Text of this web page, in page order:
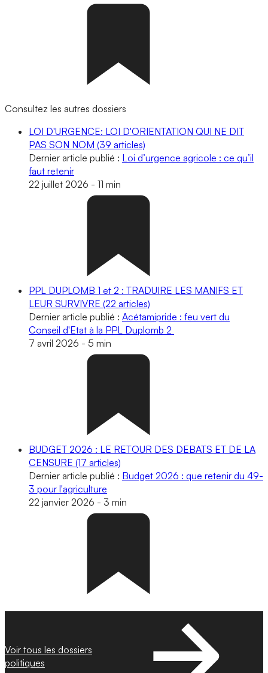
Consultez les autres dossiers
LOI D'URGENCE: LOI D'ORIENTATION QUI NE DIT
PAS SON NOM (39 articles)
Dernier article publié : Loi d’urgence agricole : ce qu’il
faut retenir
22 juillet 2026 - 11 min
PPL DUPLOMB 1 et 2 : TRADUIRE LES MANIFS ET
LEUR SURVIVRE (22 articles)
Dernier article publié : Acétamipride : feu vert du
Conseil d'Etat à la PPL Duplomb 2
7 avril 2026 - 5 min
BUDGET 2026 : LE RETOUR DES DEBATS ET DE LA
CENSURE (17 articles)
Dernier article publié : Budget 2026 : que retenir du 49-
3 pour l'agriculture
22 janvier 2026 - 3 min
Voir tous les dossiers
politiques